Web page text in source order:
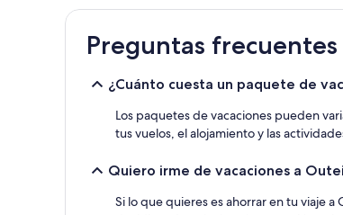
en
las
últimas
24 horas
2 adultos.
Preguntas frecuentes
¿Cuánto cuesta un paquete de
Los paquetes de vacaciones pueden
tus vuelos, el alojamiento y las
Quiero irme de vacaciones a
Si lo que quieres es ahorrar en tu viaje